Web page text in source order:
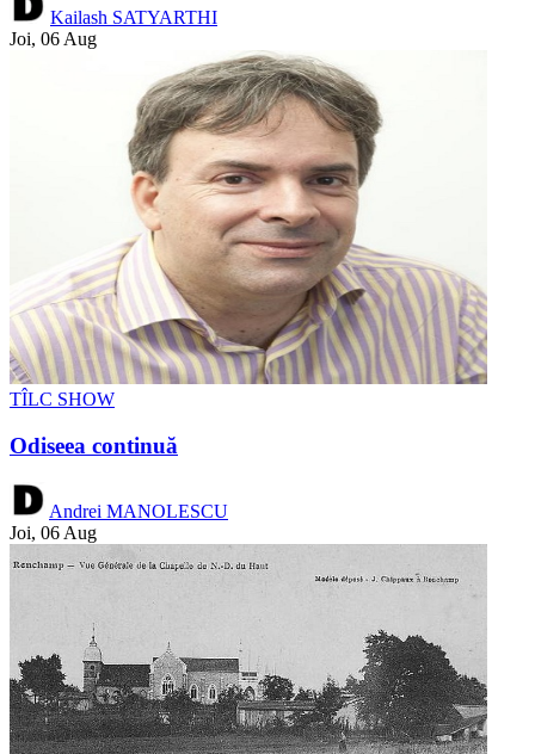
Kailash SATYARTHI
Joi, 06 Aug
TÎLC SHOW
Odiseea continuă
Andrei MANOLESCU
Joi, 06 Aug